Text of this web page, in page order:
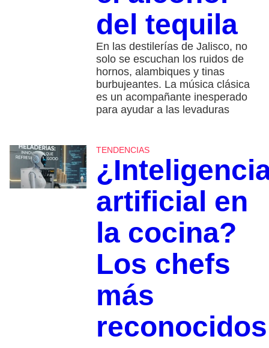
del tequila
En las destilerías de Jalisco, no
solo se escuchan los ruidos de
hornos, alambiques y tinas
burbujeantes. La música clásica
es un acompañante inesperado
para ayudar a las levaduras
TENDENCIAS
artificial en
la cocina?
Los chefs
más
reconocidos